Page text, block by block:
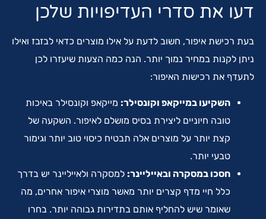
דעו את סדרי העדיפויות שלכן
בעת רכישת איפור, חשוב לדעת על אילו מוצרים כדאי לבזבז ואילו
ניתן לקנות במחיר נמוך יותר. הנה כמה הצעות שיעזרו לכן
לתעדף את רכישות האיפור:
השקיעו במייקאפ וקונסילר: מייקאפ וקונסילר באיכות
טובה חיוניים ליצירת בסיס מושלם לאיפור. השקעה של
קצת יותר על מוצרים אלה תבטיח כיסוי טוב יותר וגימור
טבעי יותר.
חסכו במסקרה ובאייליינר: למסקרה ולאייליינר יש בדרך
כלל חיי מדף קצרים יותר מאשר מוצרי איפור אחרים, מה
שאומר שיש להחליף אותם בתדירות גבוהה יותר. בחרו